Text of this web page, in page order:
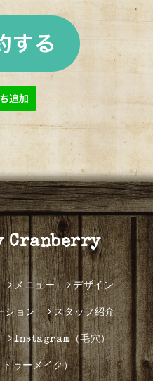
Cranberry
メニュー デザイン
ション スタッフ紹介
Instagram（毛穴）
ゥーメイク）